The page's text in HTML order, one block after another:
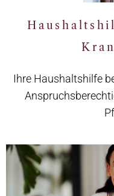
Ihre Haushaltshilfe